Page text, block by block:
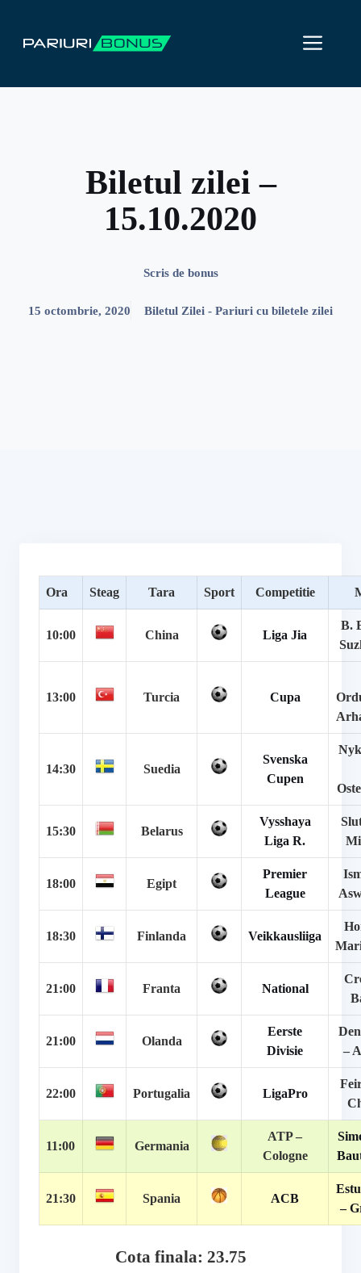
conținut
Biletul zilei –
15.10.2020
Scris de bonus
15 octombrie, 2020 Biletul Zilei - Pariuri cu biletele zilei
Ora Steag Tara Sport Competitie
10:00 China Liga Jia
B.
13:00 Turcia Cupa
14:30 Suedia
Svenska
Cupen
15:30 Belarus
Vysshaya
Liga R.
18:00 Egipt
Premier
League
18:30 Finlanda Veikkausliiga
21:00 Franta National
21:00 Olanda
Eerste
Divisie
–
22:00 Portugalia LigaPro
11:00 Germania
ATP –
Cologne
21:30 Spania ACB
–
Cota finala: 23.75